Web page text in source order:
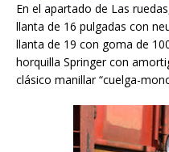
En el apartado de Las
llanta de 16 pulgadas con
llanta de 19 con goma de
horquilla Springer con
clásico manillar “cuelga-